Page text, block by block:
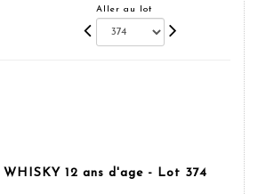
Aller au lot
12 ans d'age - Lot 374